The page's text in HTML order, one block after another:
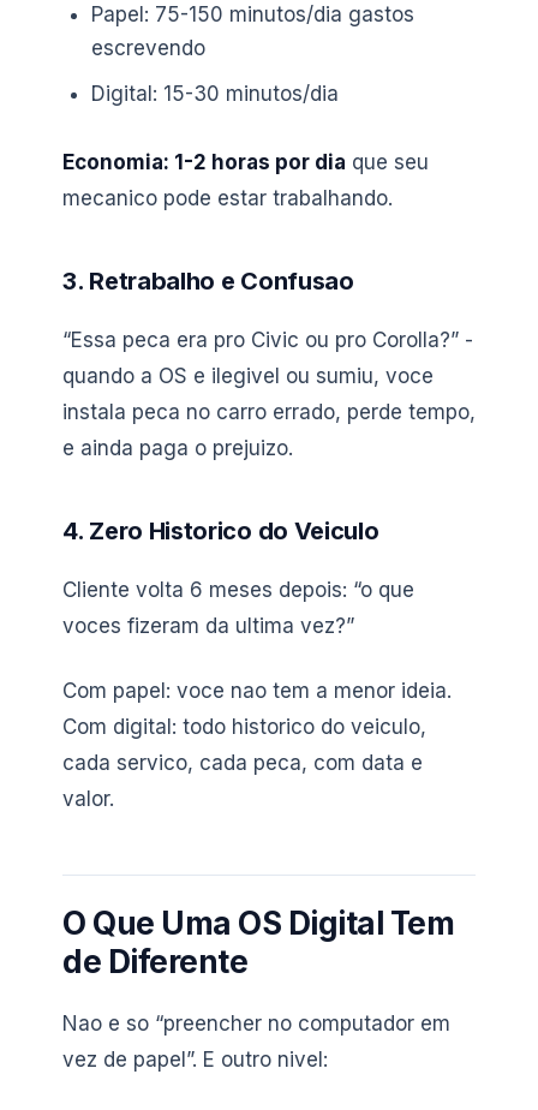
Papel: 75-150 minutos/dia gastos
escrevendo
Digital: 15-30 minutos/dia
Economia: 1-2 horas por dia que seu
mecanico pode estar trabalhando.
3. Retrabalho e Confusao
“Essa peca era pro Civic ou pro Corolla?” -
quando a OS e ilegivel ou sumiu, voce
instala peca no carro errado, perde tempo,
e ainda paga o prejuizo.
4. Zero Historico do Veiculo
Cliente volta 6 meses depois: “o que
voces fizeram da ultima vez?”
Com papel: voce nao tem a menor ideia.
Com digital: todo historico do veiculo,
cada servico, cada peca, com data e
valor.
O Que Uma OS Digital Tem
de Diferente
Nao e so “preencher no computador em
vez de papel”. E outro nivel: